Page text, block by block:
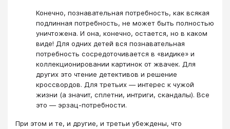
Конечно, познавательная потребность, как всякая
подлинная потребность, не может быть полностью
уничтожена. И она, конечно, остается, но в каком
виде! Для одних детей вся познавательная
потребность сосредоточивается в «видике» и
коллекционировании картинок от жвачек. Для
других это чтение детективов и решение
кроссвордов. Для третьих ― интерес к чужой
жизни (а значит, сплетни, интриги, скандалы). Все
это ― эрзац-потребности.
При этом и те, и другие, и третьи убеждены, что